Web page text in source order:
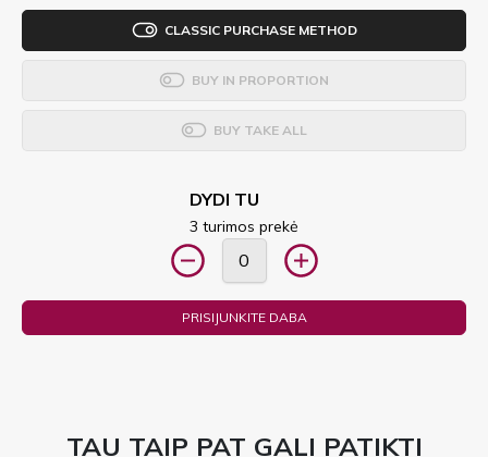
CLASSIC PURCHASE METHOD
BUY IN PROPORTION
BUY TAKE ALL
DYDI TU
3 turimos prekė
PRISIJUNKITE DABA
TAU TAIP PAT GALI PATIKTI